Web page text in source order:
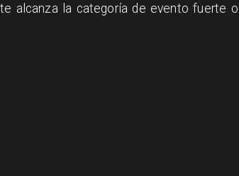
alcanza la categoría de evento fuerte o